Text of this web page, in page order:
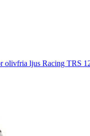
olivfria ljus Racing TRS